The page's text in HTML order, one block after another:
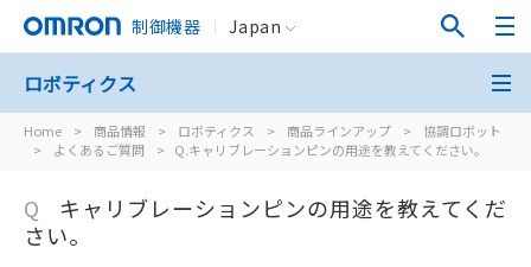
制御機器 Japan
Home > 商品情報 > ロボティクス > 商品ラインアップ >
協調ロボット
>
よくあるご質問 > Q.キャリブレーションピンの用途を教えてください。
ロボティクス
Q
キャリブレーションピンの用途を教えてくだ
さい。